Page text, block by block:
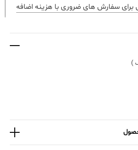
برای سفارش های ضروری با هزینه اضافه
)